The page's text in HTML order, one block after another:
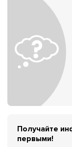
Получайте
первыми!